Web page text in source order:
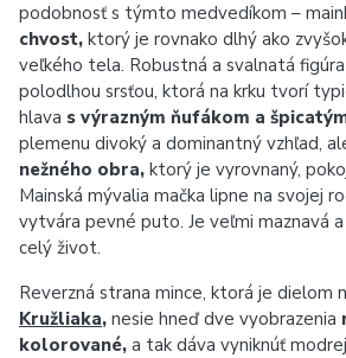
podobnosť s týmto medvedíkom –
chvost, ktorý je rovnako dlhý ako
veľkého tela. Robustná a svalnatá
polodlhou srsťou, ktorá na krku tvorí
hlava s výrazným ňufákom a
plemenu divoký a dominantný vzhľad,
nežného obra, ktorý je vyrovnaný,
Mainská mývalia mačka lipne na svojej
vytvára pevné puto. Je veľmi maznavá
celý život.
Reverzná strana mince, ktorá je dielom
Kružliaka, nesie hneď dve vyobrazenia
kolorované, a tak dáva vyniknúť